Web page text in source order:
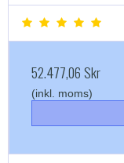
52.477,06 Skr
(inkl. moms)